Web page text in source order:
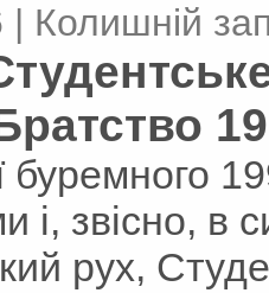
Колишній
буремного
і, звісно, в
рух,